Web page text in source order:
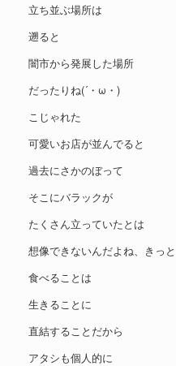
立ち並ぶ場所は
遡ると
闇市から発展した場所
だったりね(´・ω・)
こじゃれた
可愛いお店が並んでると
過去にさかのぼって
そこにバラックが
たくさん立っていたとは
想像できないんだよね、きっと
食べることは
生きることに
直結することだから
アタシも個人的に